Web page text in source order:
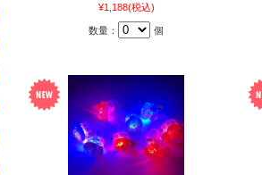
¥1,188(税込)
数量： 個